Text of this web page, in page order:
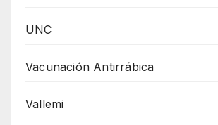
UNC
Vacunación Antirrábica
Vallemi